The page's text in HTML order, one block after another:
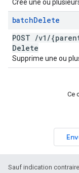
Crée une ou
batchDelete
POST /v1 /
Delete
Supprime une ou
Ce
Sauf indication